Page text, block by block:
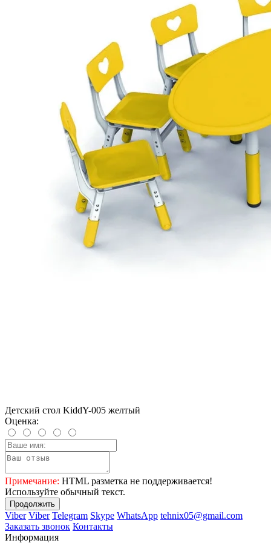
Детский стол KiddY-005 желтый
Оценка:
Примечание: HTML разметка не поддерживается!
Используйте обычный текст.
Продолжить
Viber Viber Telegram Skype WhatsApp tehnix05@gmail.com
Заказать звонок Контакты
Информация